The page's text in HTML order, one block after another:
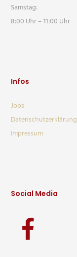
Samstag:
8:00 Uhr – 11:00 Uhr
Infos
Jobs
Datenschutzerklärung
Impressum
Social Media